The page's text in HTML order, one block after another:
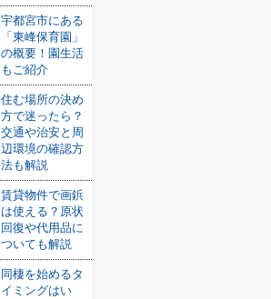
宇都宮市にある
「東峰保育園」
の概要！園生活
もご紹介
住む場所の決め
方で迷ったら？
交通や治安と周
辺環境の確認方
法も解説
賃貸物件で画鋲
は使える？原状
回復や代用品に
ついても解説
同棲を始めるタ
イミングはい